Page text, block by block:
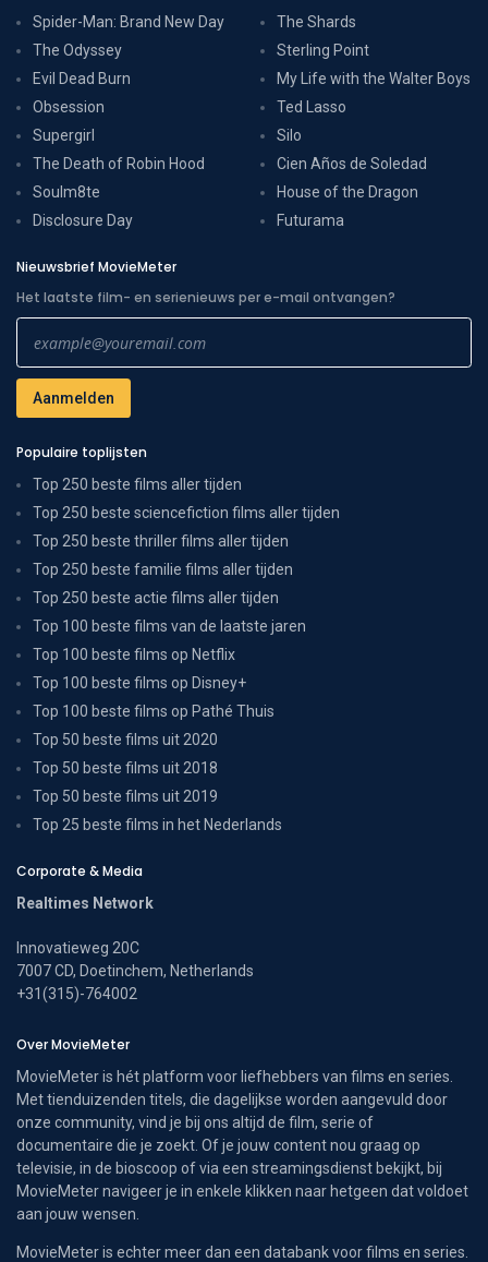
Spider-Man: Brand New Day
The Odyssey
Evil Dead Burn
Obsession
Supergirl
The Death of Robin Hood
Soulm8te
Disclosure Day
The Shards
Sterling Point
My Life with the Walter Boys
Ted Lasso
Silo
Cien Años de Soledad
House of the Dragon
Futurama
Nieuwsbrief MovieMeter
Het laatste film- en serienieuws per e-mail ontvangen?
Populaire toplijsten
Top 250 beste films aller tijden
Top 250 beste sciencefiction films aller tijden
Top 250 beste thriller films aller tijden
Top 250 beste familie films aller tijden
Top 250 beste actie films aller tijden
Top 100 beste films van de laatste jaren
Top 100 beste films op Netflix
Top 100 beste films op Disney+
Top 100 beste films op Pathé Thuis
Top 50 beste films uit 2020
Top 50 beste films uit 2018
Top 50 beste films uit 2019
Top 25 beste films in het Nederlands
Corporate & Media
Realtimes Network
Innovatieweg 20C
7007 CD, Doetinchem, Netherlands
+31(315)-764002
Over MovieMeter
MovieMeter is hét platform voor liefhebbers van films en series.
Met tienduizenden titels, die dagelijkse worden aangevuld door
onze community, vind je bij ons altijd de film, serie of
documentaire die je zoekt. Of je jouw content nou graag op
televisie, in de bioscoop of via een streamingsdienst bekijkt, bij
MovieMeter navigeer je in enkele klikken naar hetgeen dat voldoet
aan jouw wensen.
MovieMeter is echter meer dan een databank voor films en series.